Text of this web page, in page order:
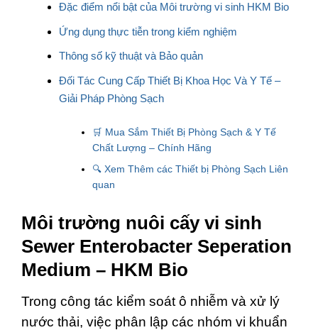
Đặc điểm nổi bật của Môi trường vi sinh HKM Bio
Ứng dụng thực tiễn trong kiểm nghiệm
Thông số kỹ thuật và Bảo quản
Đối Tác Cung Cấp Thiết Bị Khoa Học Và Y Tế –
Giải Pháp Phòng Sạch
🛒 Mua Sắm Thiết Bị Phòng Sạch & Y Tế
Chất Lượng – Chính Hãng
🔍 Xem Thêm các Thiết bị Phòng Sạch Liên
quan
Môi trường nuôi cấy vi sinh
Sewer Enterobacter Seperation
Medium – HKM Bio
Trong công tác kiểm soát ô nhiễm và xử lý
nước thải, việc phân lập các nhóm vi khuẩn